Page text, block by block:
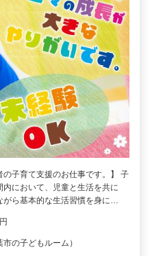
の子育て支援のお仕事です。】 子
内において、児童と生活を共に
がら基本的な生活習慣を身に…
の子どもルーム）